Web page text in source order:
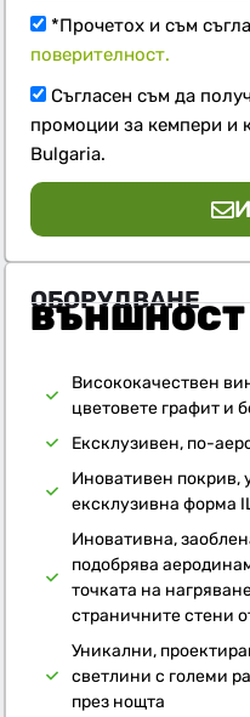
*Прочетох и съм
поверителност.
Съгласен съм да
промоции за кемпери и
Bulgaria.
ОБОРУДВАНЕ
ВЪНШНОСТ
Висококачествен
цветовете графит и
Ексклузивен, по-
Иновативен покрив,
ексклузивна форма
Иновативна,
подобрява
точката на
страничните стени
Уникални,
светлини с големи
през нощта